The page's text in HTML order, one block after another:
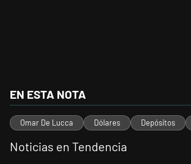
EN ESTA NOTA
Omar De Lucca Dólares Depósitos
Noticias en Tendencia